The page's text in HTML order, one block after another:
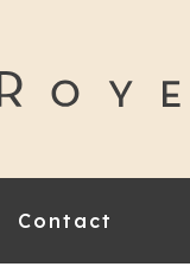
Contact